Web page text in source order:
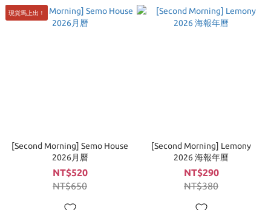
現貨馬上出！
[Second Morning] Semo House
2026月曆
NT$520
NT$650
[Second Morning] Lemony
2026 海報年曆
NT$290
NT$380